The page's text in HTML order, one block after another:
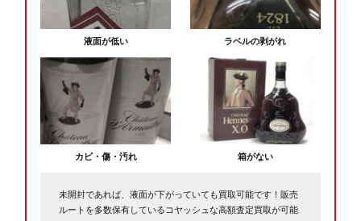
液面が低い ラベルの剥がれ
カビ・傷・汚れ 箱がない
未開封であれば、液面が下がっていても買取可能です！販売
ルートを多数保有しているコヤッシュな高額査定買取が可能